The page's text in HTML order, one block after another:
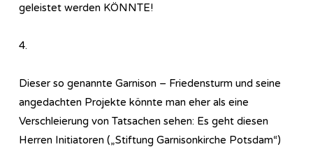
geleistet werden KÖNNTE!
4.
Dieser so genannte Garnison – Friedensturm und seine
angedachten Projekte könnte man eher als eine
Verschleierung von Tatsachen sehen: Es geht diesen
Herren Initiatoren („Stiftung Garnisonkirche Potsdam“)